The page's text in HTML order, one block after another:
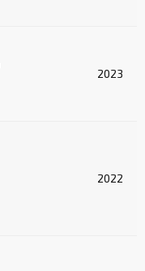
2023
2022